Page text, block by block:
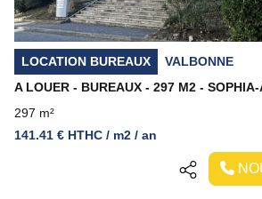
LOCATION BUREAUX
VALBONNE
A LOUER - BUREAUX - 297 M2 -
297 m²
141.41 € HTHC / m2 / an